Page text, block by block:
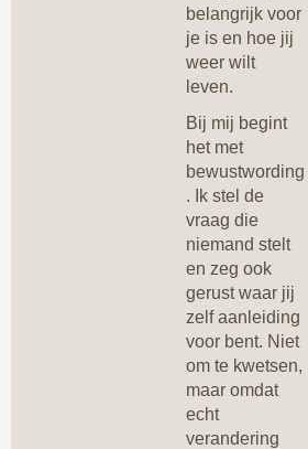
belangrijk voor
je is en hoe jij
weer wilt
leven.
Bij mij begint
het met
bewustwording
. Ik stel de
vraag die
niemand stelt
en zeg ook
gerust waar jij
zelf aanleiding
voor bent. Niet
om te kwetsen,
maar omdat
echt
verandering